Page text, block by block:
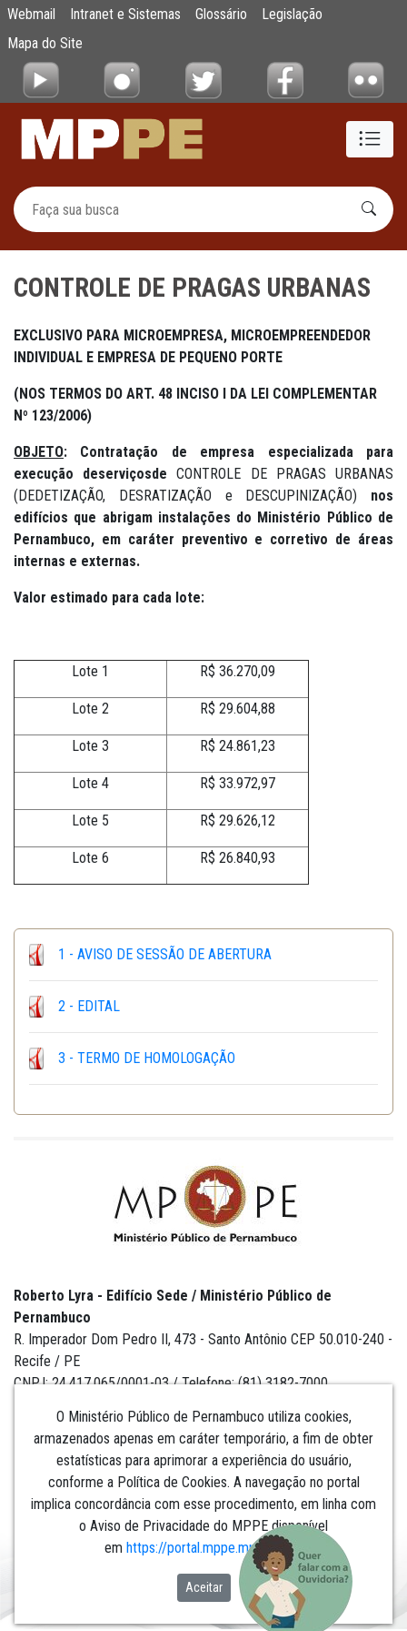
Pular para o Conteúdo principal
CONTROLE DE PRAGAS URBANAS
Webmail Intranet e Sistemas Glossário
Legislação
Mapa do Site
CONTROLE DE PRAGAS URBANAS
EXCLUSIVO PARA MICROEMPRESA, MICROEMPREENDEDOR
INDIVIDUAL E EMPRESA DE PEQUENO PORTE
(NOS TERMOS DO ART. 48 INCISO I DA LEI COMPLEMENTAR
Nº 123/2006)
OBJETO:
Contratação de empresa especializada para
execução deserviçosdeCONTROLE DE PRAGAS URBANAS
(DEDETIZAÇÃO, DESRATIZAÇÃO e DESCUPINIZAÇÃO) nos
edifícios que abrigam instalações do Ministério Público de
Pernambuco, em caráter preventivo e corretivo de áreas
internas e externas.
Valor estimado para cada lote:
Lote 1 R$ 36.270,09
Lote 2 R$ 29.604,88
Lote 3 R$ 24.861,23
Lote 4 R$ 33.972,97
Lote 5 R$ 29.626,12
Lote 6 R$ 26.840,93
1 - AVISO DE SESSÃO DE ABERTURA
2 - EDITAL
3 - TERMO DE HOMOLOGAÇÃO
O Ministério Público de Pernambuco utiliza cookies,
armazenados apenas em caráter temporário, a fim de obter
estatísticas para aprimorar a experiência do usuário,
conforme a Política de Cookies. A navegação no portal
implica concordância com esse procedimento, em linha com
o Aviso de Privacidade do MPPE disponível
em https://portal.mppe.mp.br/lgpd.​​​​​​​
Aceitar
Roberto Lyra - Edifício Sede / Ministério Público de
Pernambuco
R. Imperador Dom Pedro II, 473 - Santo Antônio CEP 50.010-240 -
Recife / PE
CNPJ: 24.417.065/0001-03 / Telefone: (81) 3182-7000
Institucional
Comunicação